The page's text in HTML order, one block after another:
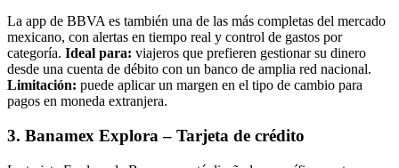
La app de BBVA es también una de las más completas del mercado
mexicano, con alertas en tiempo real y control de gastos por
categoría. Ideal para: viajeros que prefieren gestionar su dinero
desde una cuenta de débito con un banco de amplia red nacional.
Limitación: puede aplicar un margen en el tipo de cambio para
pagos en moneda extranjera.
3. Banamex Explora – Tarjeta de crédito